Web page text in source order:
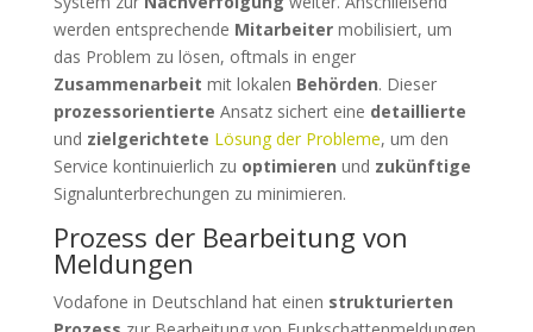
werden entsprechende Mitarbeitermobilisiert, um
das Problem zu lösen, oftmals in enger
Zusammenarbeit mit lokalen Behörden. Dieser
prozessorientierte Ansatz sichert eine detaillierte
und zielgerichtete Lösung der Probleme, um den
Service kontinuierlich zu optimieren und zukünftige
Signalunterbrechungen zu minimieren.
Prozess der Bearbeitung von
Meldungen
Vodafone in Deutschland hat einen strukturierten